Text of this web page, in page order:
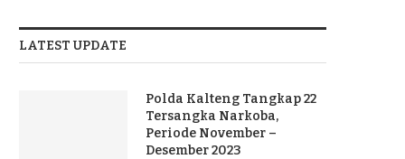
LATEST UPDATE
Polda Kalteng Tangkap 22
Tersangka Narkoba,
Periode November –
Desember 2023